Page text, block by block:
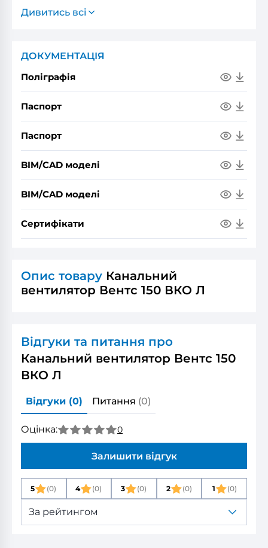
Дивитись всі
ДОКУМЕНТАЦІЯ
Поліграфія
Паспорт
Паспорт
BIM/CAD моделі
BIM/CAD моделі
Сертифікати
Опис товару Канальний
вентилятор Вентс 150 ВКО Л
Відгуки та питання про
Канальний вентилятор Вентс 150
ВКО Л
Відгуки (0) Питання (0)
Оцінка: 0
Залишити відгук
5 (0) 4 (0) 3 (0) 2 (0) 1 (0)
За рейтингом